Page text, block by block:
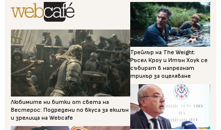
Любимите ни битки от света на
Вестерос: Подредени по вкуса за екшън
и зрелища на Webcafe
Трейлър на The Weight:
Ръсел Кроу и Итън Хоук се
събират в напрегнат
трилър за оцеляване